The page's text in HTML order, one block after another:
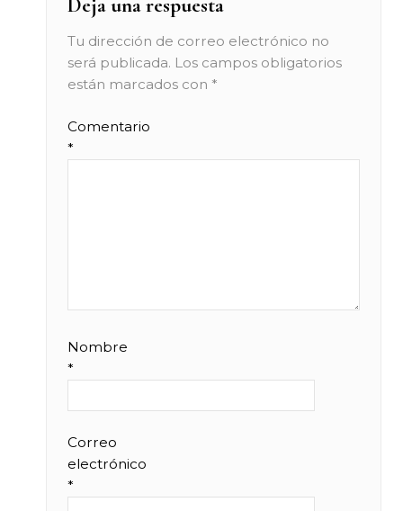
Deja una respuesta
Tu dirección de correo electrónico no
será publicada. Los campos obligatorios
están marcados con *
Comentario
*
Nombre
*
Correo
electrónico
*